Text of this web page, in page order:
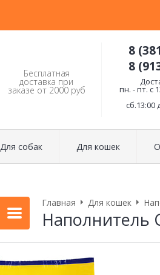
Бесплатная
доставка при
заказе от 2000 руб
8
8
пн. - пт. с
сб.13:00
Для собак Для кошек
Главная Для кошек
Наполнитель